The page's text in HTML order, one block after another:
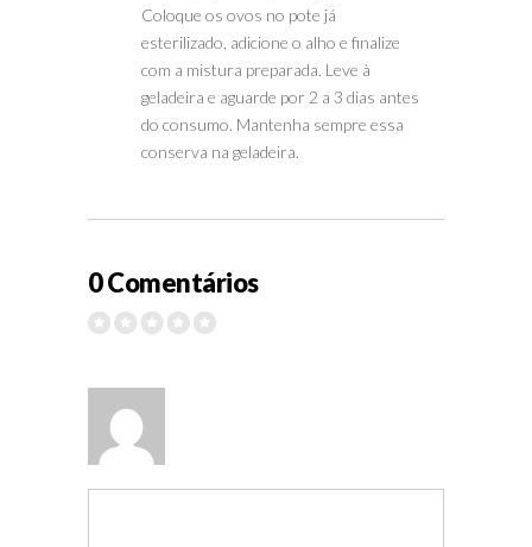
Coloque os ovos no pote já
esterilizado, adicione o alho e finalize
com a mistura preparada. Leve à
geladeira e aguarde por 2 a 3 dias antes
do consumo. Mantenha sempre essa
conserva na geladeira.
0 Comentários